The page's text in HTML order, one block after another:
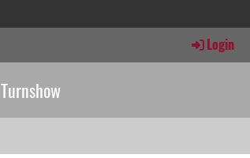
Login
Turnshow